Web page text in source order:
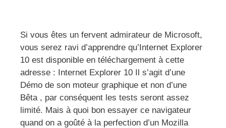
Si vous êtes un fervent admirateur de Microsoft,
vous serez ravi d’apprendre qu’Internet Explorer
10 est disponible en téléchargement à cette
adresse : Internet Explorer 10 Il s’agit d’une
Démo de son moteur graphique et non d’une
Bêta , par conséquent les tests seront assez
limité. Mais à quoi bon essayer ce navigateur
quand on a goûté à la perfection d’un Mozilla